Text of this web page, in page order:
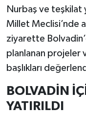
Nurbaş ve teşkilat
Millet Meclisi’nde
ziyarette
planlanan projeler
başlıkları
BOLVADİN
YATIRILDI